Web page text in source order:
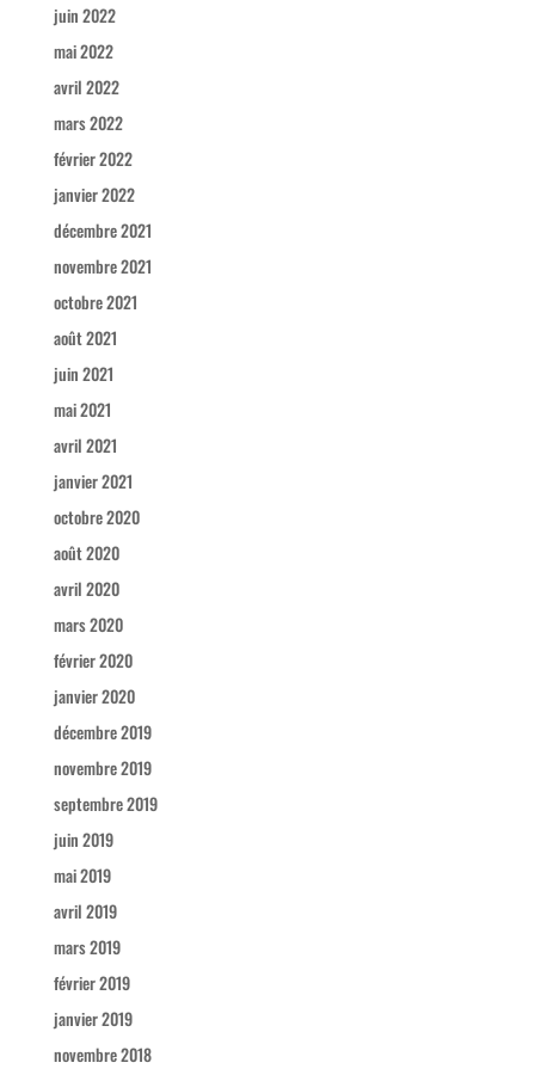
juin 2022
mai 2022
avril 2022
mars 2022
février 2022
janvier 2022
décembre 2021
novembre 2021
octobre 2021
août 2021
juin 2021
mai 2021
avril 2021
janvier 2021
octobre 2020
août 2020
avril 2020
mars 2020
février 2020
janvier 2020
décembre 2019
novembre 2019
septembre 2019
juin 2019
mai 2019
avril 2019
mars 2019
février 2019
janvier 2019
novembre 2018